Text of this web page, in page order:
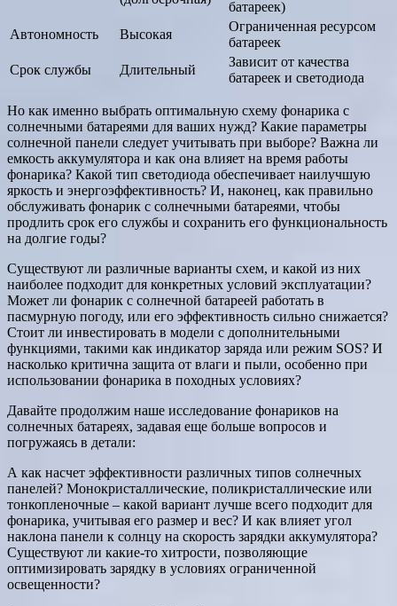
батареек)
Автономность
Высокая
Ограниченная ресурсом
батареек
Срок службы
Длительный
Зависит от качества
батареек и светодиода
Но как именно выбрать оптимальную схему фонарика с
солнечными батареями для ваших нужд? Какие параметры
солнечной панели следует учитывать при выборе? Важна ли
емкость аккумулятора и как она влияет на время работы
фонарика? Какой тип светодиода обеспечивает наилучшую
яркость и энергоэффективность? И, наконец, как правильно
обслуживать фонарик с солнечными батареями, чтобы
продлить срок его службы и сохранить его функциональность
на долгие годы?
Существуют ли различные варианты схем, и какой из них
наиболее подходит для конкретных условий эксплуатации?
Может ли фонарик с солнечной батареей работать в
пасмурную погоду, или его эффективность сильно снижается?
Стоит ли инвестировать в модели с дополнительными
функциями, такими как индикатор заряда или режим SOS? И
насколько критична защита от влаги и пыли, особенно при
использовании фонарика в походных условиях?
Давайте продолжим наше исследование фонариков на
солнечных батареях, задавая еще больше вопросов и
погружаясь в детали:
А как насчет эффективности различных типов солнечных
панелей? Монокристаллические, поликристаллические или
тонкопленочные – какой вариант лучше всего подходит для
фонарика, учитывая его размер и вес? И как влияет угол
наклона панели к солнцу на скорость зарядки аккумулятора?
Существуют ли какие-то хитрости, позволяющие
оптимизировать зарядку в условиях ограниченной
освещенности?